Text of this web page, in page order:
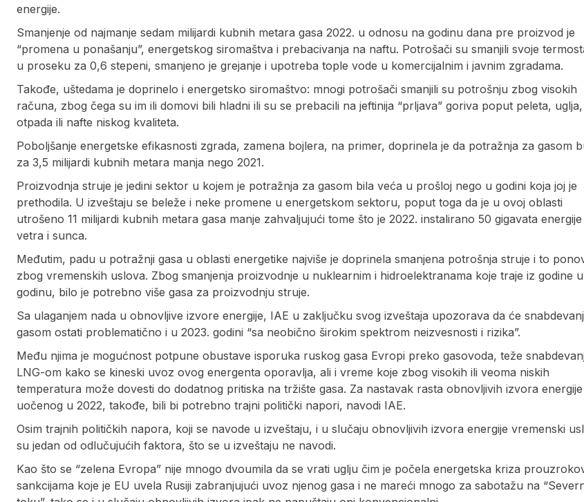
energije.
Smanjenje od najmanje sedam milijardi kubnih metara gasa 2022. u odnosu na godinu dana pre proizvod je
“promena u ponašanju”, energetskog siromaštva i prebacivanja na naftu. Potrošači su smanjili svoje
u proseku za 0,6 stepeni, smanjeno je grejanje i upotreba tople vode u komercijalnim i javnim zgradama.
Takođe, uštedama je doprinelo i energetsko siromaštvo: mnogi potrošači smanjili su potrošnju zbog visokih
računa, zbog čega su im ili domovi bili hladni ili su se prebacili na jeftinija “prljava” goriva poput peleta, uglja,
otpada ili nafte niskog kvaliteta.
Poboljšanje energetske efikasnosti zgrada, zamena bojlera, na primer, doprinela je da potražnja za gasom
za 3,5 milijardi kubnih metara manja nego 2021.
Proizvodnja struje je jedini sektor u kojem je potražnja za gasom bila veća u prošloj nego u godini koja joj je
prethodila. U izveštaju se beleže i neke promene u energetskom sektoru, poput toga da je u ovoj oblasti
utrošeno 11 milijardi kubnih metara gasa manje zahvaljujući tome što je 2022. instalirano 50 gigavata energije
vetra i sunca.
Međutim, padu u potražnji gasa u oblasti energetike najviše je doprinela smanjena potrošnja struje i to
zbog vremenskih uslova. Zbog smanjenja proizvodnje u nuklearnim i hidroelektranama koje traje iz godine u
godinu, bilo je potrebno više gasa za proizvodnju struje.
Sa ulaganjem nada u obnovljive izvore energije, IAE u zaključku svog izveštaja upozorava da će
gasom ostati problematično i u 2023. godini “sa neobično širokim spektrom neizvesnosti i rizika”.
Među njima je mogućnost potpune obustave isporuka ruskog gasa Evropi preko gasovoda, teže
LNG-om kako se kineski uvoz ovog energenta oporavlja, ali i vreme koje zbog visokih ili veoma niskih
temperatura može dovesti do dodatnog pritiska na tržište gasa. Za nastavak rasta obnovljivih izvora energije
uočenog u 2022, takođe, bili bi potrebno trajni politički napori, navodi IAE.
Osim trajnih političkih napora, koji se navode u izveštaju, i u slučaju obnovljivih izvora energije vremenski
su jedan od odlučujućih faktora, što se u izveštaju ne navodi.
Kao što se “zelena Evropa” nije mnogo dvoumila da se vrati uglju čim je počela energetska kriza
sankcijama koje je EU uvela Rusiji zabranjujući uvoz njenog gasa i ne mareći mnogo za sabotažu na